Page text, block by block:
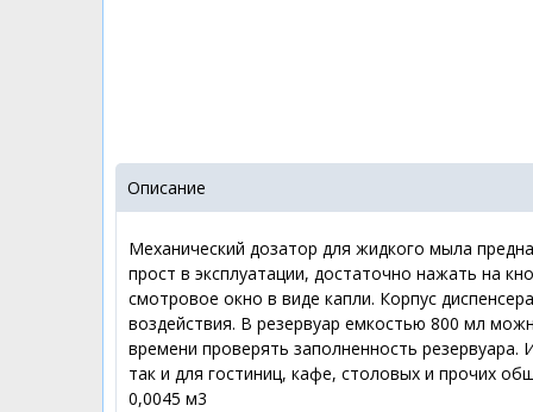
Описание
Механический дозатор для жидкого мыла
прост в эксплуатации, достаточно нажать на
смотровое окно в виде капли. Корпус
воздействия. В резервуар емкостью 800 мл
времени проверять заполненность
так и для гостиниц, кафе, столовых и прочих
0,0045 м3